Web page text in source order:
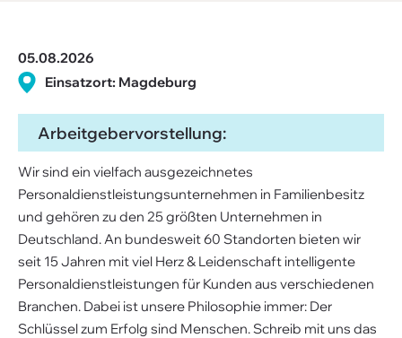
05.08.2026
Einsatzort: Magdeburg
Arbeitgebervorstellung:
Wir sind ein vielfach ausgezeichnetes
Personaldienstleistungsunternehmen in Familienbesitz
und gehören zu den 25 größten Unternehmen in
Deutschland. An bundesweit 60 Standorten bieten wir
seit 15 Jahren mit viel Herz & Leidenschaft intelligente
Personaldienstleistungen für Kunden aus verschiedenen
Branchen. Dabei ist unsere Philosophie immer: Der
Schlüssel zum Erfolg sind Menschen. Schreib mit uns das